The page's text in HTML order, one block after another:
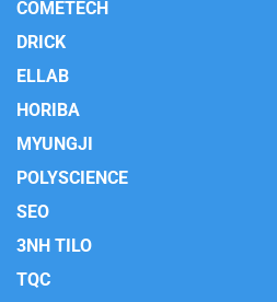
COMETECH
DRICK
ELLAB
HORIBA
MYUNGJI
POLYSCIENCE
SEO
3NH TILO
TQC